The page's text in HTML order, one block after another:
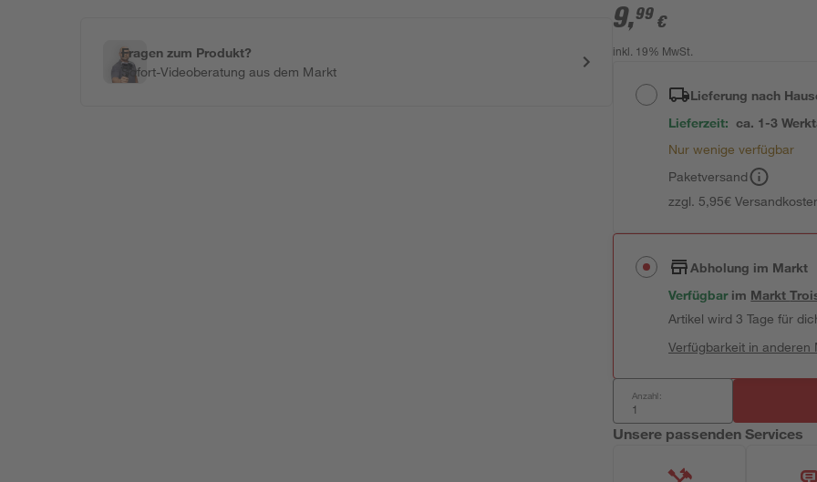
Fragen zum Produkt?
Sofort-Videoberatung aus dem Markt
9,99 €
inkl. 19% MwSt.
Lieferung nach
Lieferzeit: ca. 1-3
Nur wenige verfügbar
Paketversand
zzgl. 5,95€
Abholung im Markt
Verfügbar im Markt
Artikel wird 3 Tage für
Verfügbarkeit in anderen
Anzahl:
Unsere passenden Services